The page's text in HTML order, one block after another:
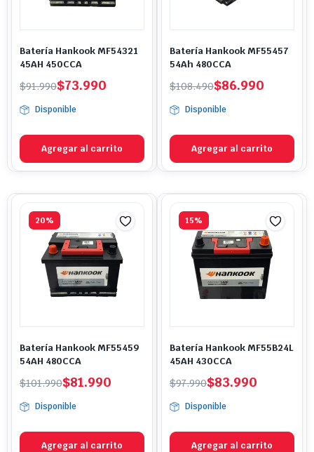
Batería Hankook MF54321
45AH 450CCA
$91.990
El
original
$91.990.
$73.990
El
actual
$73.990.
Disponible
Agregar al carrito
Batería Hankook MF55457
54Ah 480CCA
$108.490
El
original
$108.490.
$86.990
El
actual
$86.990.
Disponible
Agregar al carrito
20%
Batería Hankook MF55459
54AH 480CCA
$101.990
El
original
$101.990.
$81.990
El
actual
$81.990.
Disponible
Agregar al carrito
15%
Batería Hankook MF55B24L
45AH 430CCA
$97.990
El
original
$97.990.
$83.990
El
actual
$83.990.
Disponible
Agregar al carrito